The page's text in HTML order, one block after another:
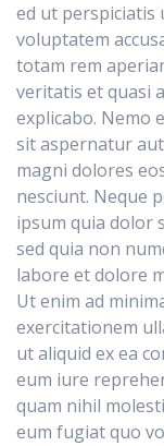
ed ut perspiciatis
voluptatem
totam rem
veritatis et quasi
explicabo. Nemo
sit aspernatur
magni dolores
nesciunt. Neque
ipsum quia dolor
sed quia non
labore et dolore
Ut enim ad
exercitationem
ut aliquid ex ea
eum iure
quam nihil
eum fugiat quo